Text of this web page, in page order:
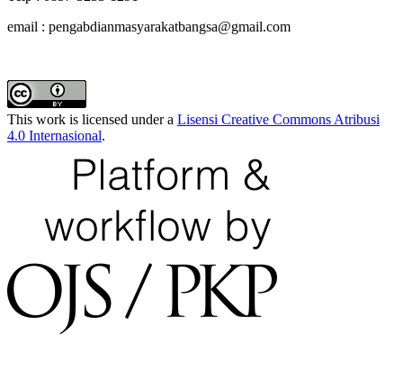
email : pengabdianmasyarakatbangsa@gmail.com
This work is licensed under a Lisensi Creative Commons Atribusi
4.0 Internasional.